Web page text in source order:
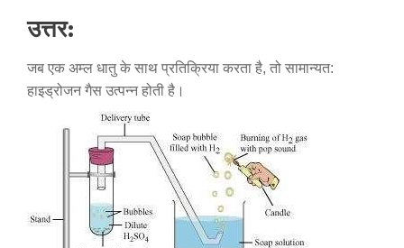
उत्तर:
जब एक अम्ल धातु के साथ प्रतिक्रिया करता है, तो सामान्यत:
हाइड्रोजन गैस उत्पन्न होती है।